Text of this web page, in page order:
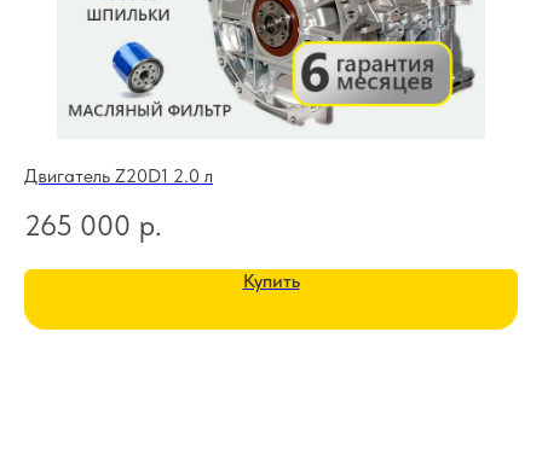
Двигатель Z20D1 2.0 л
265 000 р.
Купить